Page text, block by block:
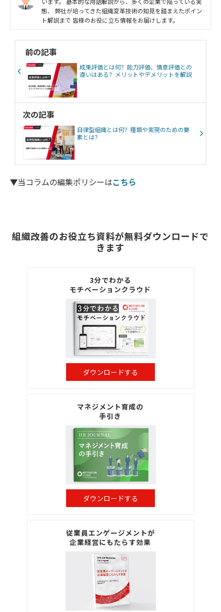
態、 弊社が培ってきた組織変革技術の知見を踏まえたポイン
ト解説まで 皆様のお役に立ち情報をお届けします。
前の記事
成果評価とは何？能力評価、情意評価との
違いはある？メリットやデメリットを解説
次の記事
自律型組織とは何？種類や実現のための要
素とは？
▼当コラムの編集ポリシーはこちら
組織改善のお役立ち資料が無料ダウンロードで
きます
3分でわかる
モチベーションクラウド
ダウンロードする
マネジメント育成の
手引き
ダウンロードする
従業員エンゲージメントが
企業経営にもたらす効果